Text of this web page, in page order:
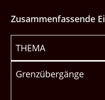
Zusammenfassende
THEMA
Grenzübergänge